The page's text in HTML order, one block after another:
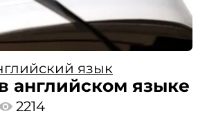
язык
английском языке
2214